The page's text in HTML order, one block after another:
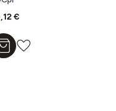
€
Aggiungi al carrello